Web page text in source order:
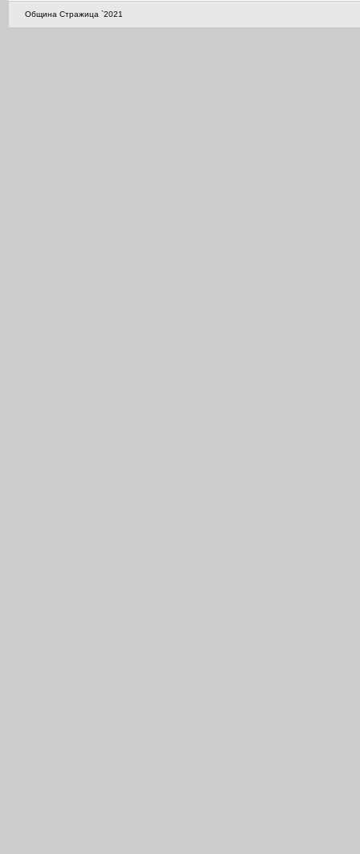
Община Стражица `2021